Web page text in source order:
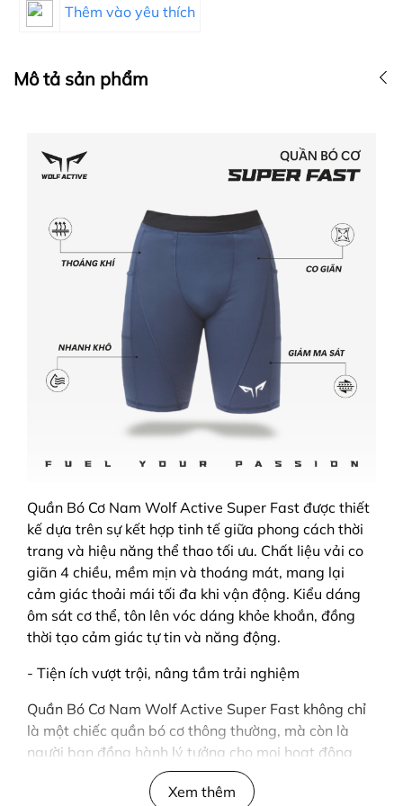
Thêm vào yêu thích
Mô tả sản phẩm
Quần Bó Cơ Nam Wolf Active Super Fast được thiết
kế dựa trên sự kết hợp tinh tế giữa phong cách thời
trang và hiệu năng thể thao tối ưu. Chất liệu vải co
giãn 4 chiều, mềm mịn và thoáng mát, mang lại
cảm giác thoải mái tối đa khi vận động. Kiểu dáng
ôm sát cơ thể, tôn lên vóc dáng khỏe khoắn, đồng
thời tạo cảm giác tự tin và năng động.
- Tiện ích vượt trội, nâng tầm trải nghiệm
Quần Bó Cơ Nam Wolf Active Super Fast không chỉ
là một chiếc quần bó cơ thông thường, mà còn là
người bạn đồng hành lý tưởng cho mọi hoạt động
Xem thêm